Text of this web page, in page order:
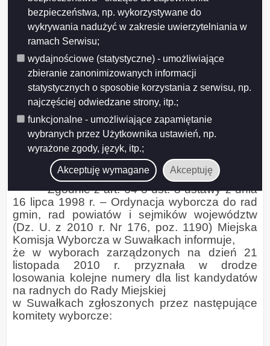
bezpieczeństwa, np. wykorzystywane do
wykrywania nadużyć w zakresie uwierzytelniania w
ramach Serwisu;
wydajnościowe (statystyczne) - umożliwiające
zbieranie zanonimizowanych informacji
statystycznych o sposobie korzystania z serwisu, np.
najczęściej odwiedzane strony, itp.;
funkcjonalne - umożliwiające zapamiętanie
wybranych przez Użytkownika ustawień, np.
wyrażone zgody, język, itp.;
Akceptuję wymagane Akceptuję
INFORMACJA
Miejskiej Komisji Wyborczej w Suwałkach
z dnia 2 listopada 2010 r.
o wynikach losowania jednolitych numerów
dla list kandydatów
na radnych do Rady Miejskiej w
Suwałkach.
Zgodnie z art. 64 o ust. 8 ustawy z dnia
16 lipca 1998 r. – Ordynacja wyborcza do rad
gmin, rad powiatów i sejmików województw
(Dz. U. z 2010 r. Nr 176, poz. 1190) Miejska
Komisja Wyborcza w Suwałkach informuje,
że w wyborach zarządzonych na dzień 21
listopada 2010 r. przyznała w drodze
losowania kolejne numery dla list kandydatów
na radnych do Rady Miejskiej
w Suwałkach zgłoszonych przez następujące
komitety wyborcze: